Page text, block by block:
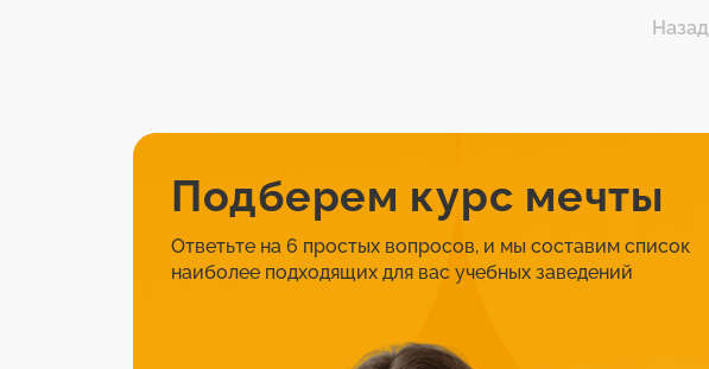
Назад
Подберем курс мечты
Ответьте на 6 простых вопросов, и мы составим список
наиболее подходящих для вас учебных заведений